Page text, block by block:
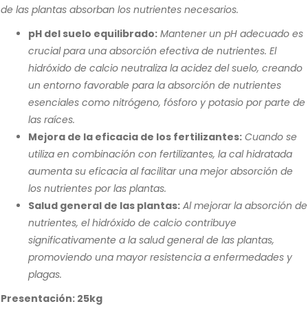
de las plantas absorban los nutrientes necesarios.
pH del suelo equilibrado: Mantener un pH adecuado es
crucial para una absorción efectiva de nutrientes. El
hidróxido de calcio neutraliza la acidez del suelo, creando
un entorno favorable para la absorción de nutrientes
esenciales como nitrógeno, fósforo y potasio por parte de
las raíces.
Mejora de la eficacia de los fertilizantes: Cuando se
utiliza en combinación con fertilizantes, la cal hidratada
aumenta su eficacia al facilitar una mejor absorción de
los nutrientes por las plantas.
Salud general de las plantas: Al mejorar la absorción de
nutrientes, el hidróxido de calcio contribuye
significativamente a la salud general de las plantas,
promoviendo una mayor resistencia a enfermedades y
plagas.
Presentación: 25kg